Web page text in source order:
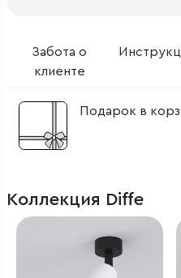
Забота о
клиенте
Подарок в
Коллекция Diffe